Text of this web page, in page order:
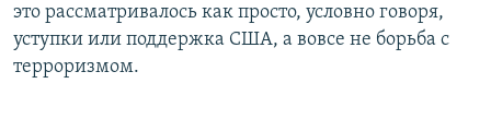
это рассматривалось как просто, условно говоря,
уступки или поддержка США, а вовсе не борьба с
терроризмом.